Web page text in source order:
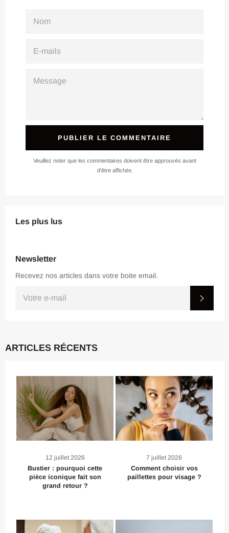
MAILS
Veuillez noter que les commentaires doivent être approuvés avant
d'être affichés
Les plus lus
Newsletter
Recevez nos articles dans votre boite email.
VOUS
NOUVELLES,
STYLES
ARTICLES RÉCENTS
12 juillet 2026
Bustier : pourquoi cette
pièce iconique fait son
grand retour ?
7 juillet 2026
Comment choisir vos
paillettes pour visage ?